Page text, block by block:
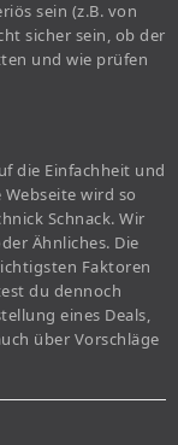
sein (z.B. von
sicher sein, ob der
und wie prüfen
die Einfachheit und
wird so
Schnack. Wir
Ähnliches. Die
Faktoren
du dennoch
eines Deals,
über Vorschläge